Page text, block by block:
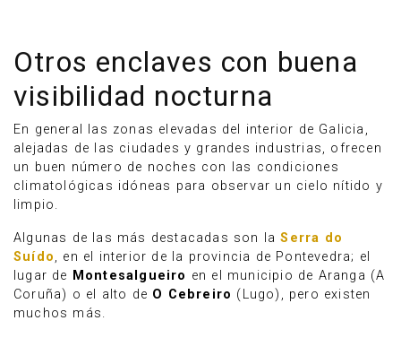
Otros enclaves con buena
visibilidad nocturna
En general las zonas elevadas del interior de Galicia,
alejadas de las ciudades y grandes industrias, ofrecen
un buen número de noches con las condiciones
climatológicas idóneas para observar un cielo nítido y
limpio.
Algunas de las más destacadas son laSerra do
Suído, en el interior de la provincia de Pontevedra; el
lugar de Montesalgueiro en el municipio de Aranga (A
Coruña) o el alto de O Cebreiro (Lugo), pero existen
muchos más.